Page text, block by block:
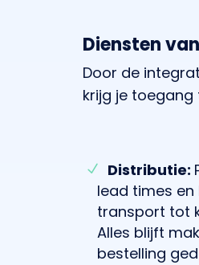
Diensten
Door de
krijg je
Distributie:
lead times
transport tot
Alles blijft
bestelling